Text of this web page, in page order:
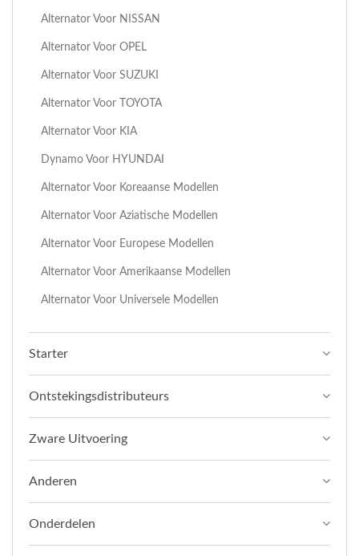
Alternator Voor NISSAN
Alternator Voor OPEL
Alternator Voor SUZUKI
Alternator Voor TOYOTA
Alternator Voor KIA
Dynamo Voor HYUNDAI
Alternator Voor Koreaanse Modellen
Alternator Voor Aziatische Modellen
Alternator Voor Europese Modellen
Alternator Voor Amerikaanse Modellen
Alternator Voor Universele Modellen
Starter
Ontstekingsdistributeurs
Zware Uitvoering
Anderen
Onderdelen